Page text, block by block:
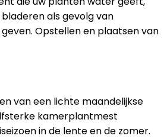
als gevolg van
Opstellen en plaatsen van
van een lichte maandelijkse
kamerplantmest
in de lente en de zomer.